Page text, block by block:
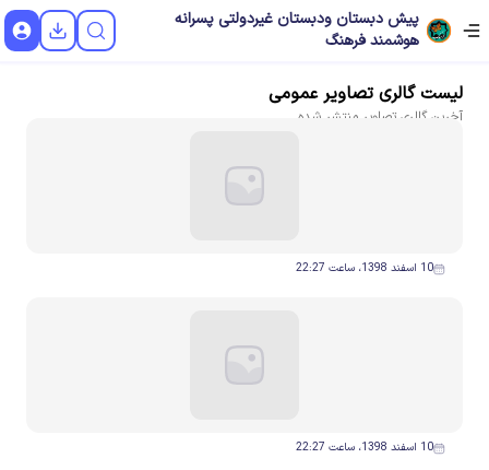
پیش دبستان ودبستان غیردولتی پسرانه
هوشمند فرهنگ
لیستگالری تصاویر عمومی
آخرینگالری تصاویر منتشر شده
10 اسفند 1398، ساعت 22:27
10 اسفند 1398، ساعت 22:27